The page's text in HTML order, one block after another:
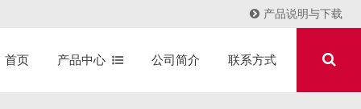
产品说明与下载
首页 产品中心 公司简介 联系方式